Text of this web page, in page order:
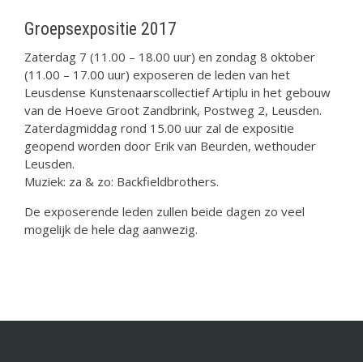
Groepsexpositie 2017
Zaterdag 7 (11.00 – 18.00 uur) en zondag 8 oktober
(11.00 – 17.00 uur) exposeren de leden van het
Leusdense Kunstenaarscollectief Artiplu in het gebouw
van de Hoeve Groot Zandbrink, Postweg 2, Leusden.
Zaterdagmiddag rond 15.00 uur zal de expositie
geopend worden door Erik van Beurden, wethouder
Leusden.
Muziek: za & zo: Backfieldbrothers.
De exposerende leden zullen beide dagen zo veel
mogelijk de hele dag aanwezig.